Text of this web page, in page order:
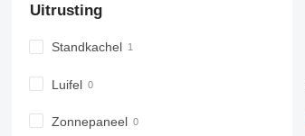
Uitrusting
Standkachel
Luifel
Zonnepaneel